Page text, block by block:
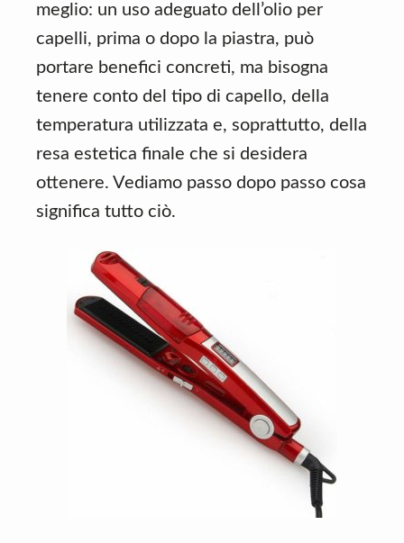
meglio: un uso adeguato dell’olio per
capelli, prima o dopo la piastra, può
portare benefici concreti, ma bisogna
tenere conto del tipo di capello, della
temperatura utilizzata e, soprattutto, della
resa estetica finale che si desidera
ottenere. Vediamo passo dopo passo cosa
significa tutto ciò.